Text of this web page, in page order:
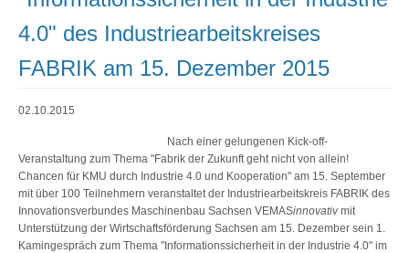
4.0" des Industriearbeitskreises
FABRIK am 15. Dezember 2015
02.10.2015
Nach einer gelungenen Kick-off-
Veranstaltung zum Thema "Fabrik der Zukunft geht nicht von allein!
Chancen für KMU durch Industrie 4.0 und Kooperation" am 15. September
mit über 100 Teilnehmern veranstaltet der Industriearbeitskreis FABRIK des
Innovationsverbundes Maschinenbau Sachsen VEMASinnovativmit
Unterstützung der Wirtschaftsförderung Sachsen am 15. Dezember sein 1.
Kamingespräch zum Thema "Informationssicherheit in der Industrie 4.0" im